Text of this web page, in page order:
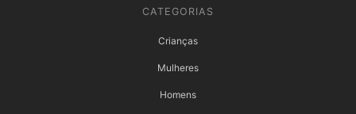
CATEGORIAS
Crianças
Mulheres
Homens